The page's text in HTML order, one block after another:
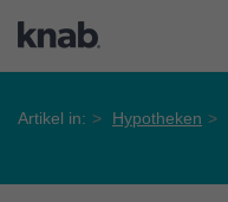
Artikel in: Hypotheken